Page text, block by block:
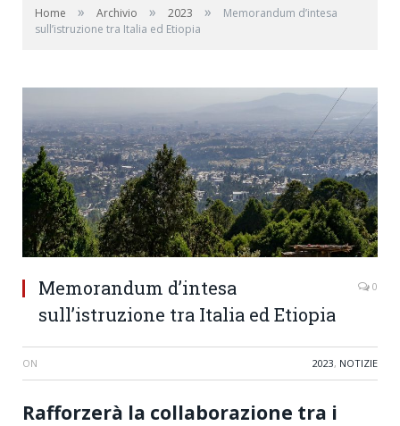
Home » Archivio » 2023 »
Memorandum d’intesa
sull’istruzione tra Italia ed Etiopia
Memorandum d’intesa
sull’istruzione tra Italia ed Etiopia
0
ON 2023, NOTIZIE
Rafforzerà la collaborazione tra i